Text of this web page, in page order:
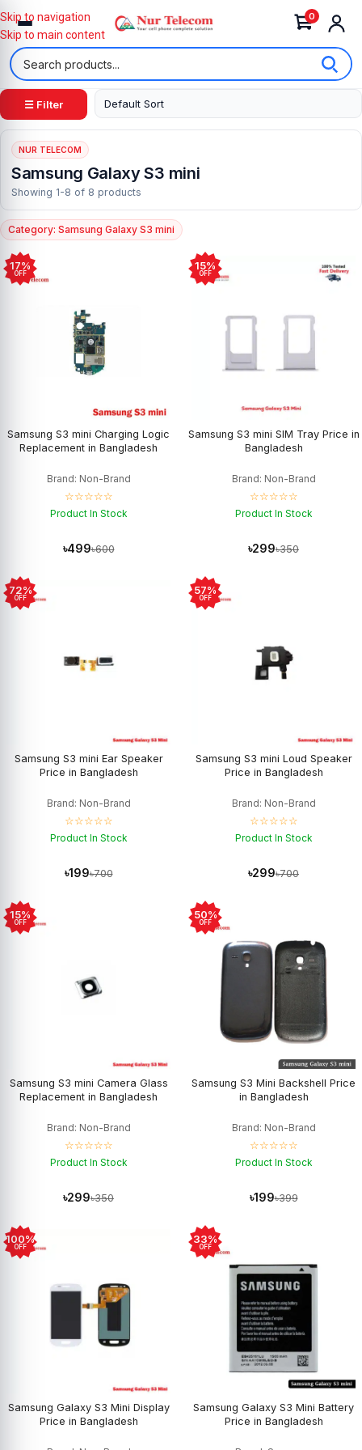
0
Skip to navigation
Skip to main content
☰ Filter
NUR TELECOM
Samsung Galaxy S3 mini
Showing 1-8 of 8 products
Category: Samsung Galaxy S3 mini
17%
OFF
Samsung S3 mini Charging Logic
Replacement in Bangladesh
Brand: Non-Brand
☆☆☆☆☆
Product In Stock
৳499৳600
15%
OFF
Samsung S3 mini SIM Tray Price in
Bangladesh
Brand: Non-Brand
☆☆☆☆☆
Product In Stock
৳299৳350
72%
OFF
Samsung S3 mini Ear Speaker
Price in Bangladesh
Brand: Non-Brand
☆☆☆☆☆
Product In Stock
৳199৳700
57%
OFF
Samsung S3 mini Loud Speaker
Price in Bangladesh
Brand: Non-Brand
☆☆☆☆☆
Product In Stock
৳299৳700
15%
OFF
Samsung S3 mini Camera Glass
Replacement in Bangladesh
Brand: Non-Brand
☆☆☆☆☆
Product In Stock
৳299৳350
50%
OFF
Samsung S3 Mini Backshell Price
in Bangladesh
Brand: Non-Brand
☆☆☆☆☆
Product In Stock
৳199৳399
100%
OFF
Samsung Galaxy S3 Mini Display
Price in Bangladesh
33%
OFF
Samsung Galaxy S3 Mini Battery
Price in Bangladesh